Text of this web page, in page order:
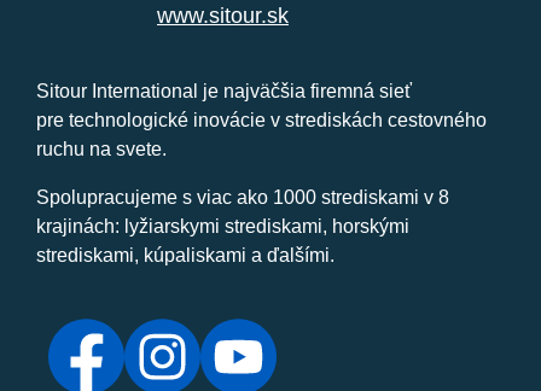
www.sitour.sk
Sitour International je najväčšia firemná sieť
pre technologické inovácie v strediskách cestovného
ruchu na svete.
Spolupracujeme s viac ako 1000 strediskami v 8
krajinách: lyžiarskymi strediskami, horskými
strediskami, kúpaliskami a ďalšími.